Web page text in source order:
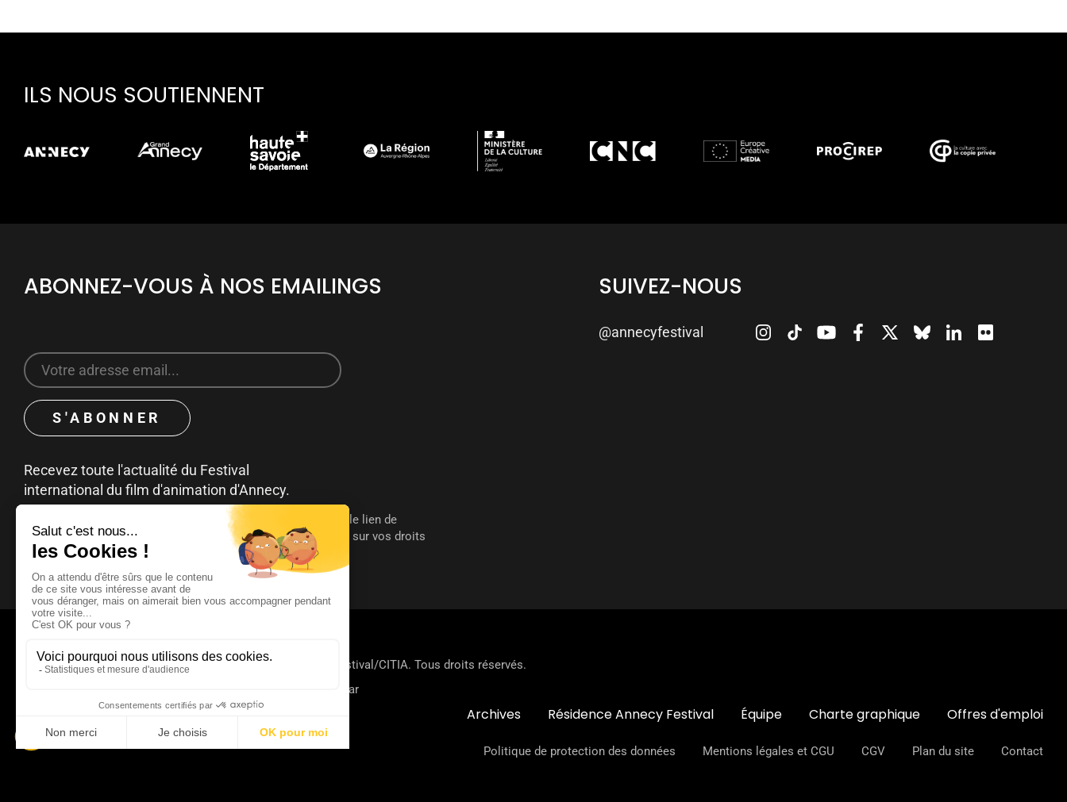
ILS NOUS SOUTIENNENT
ABONNEZ-VOUS À NOS EMAILINGS
Recevez toute l'actualité du Festival
international du film d'animation d'Annecy.
Vous pouvez à tout moment vous désinscrire en cliquant sur le lien de
désabonnement contenu dans les emails. Pour en savoir plus sur vos droits
consultez notrepolitique de confidentialité.
SUIVEZ-NOUS
@annecyfestival
© 2025 - 2026 Annecy Festival/CITIA. Tous droits réservés.
Un événement organisé par
Archives Résidence Annecy Festival Équipe Charte graphique Offres d'emploi
Politique de protection des données Mentions légales et CGU CGV Plan du site Contact